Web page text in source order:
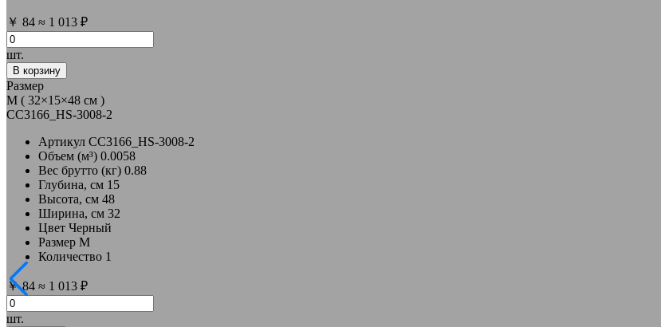
￥ 84 ≈ 1 013 ₽
шт.
В корзину
Размер
M ( 32×15×48 см )
CC3166_HS-3008-2
Артикул CC3166_HS-3008-2
Объем (м³) 0.0058
Вес брутто (кг) 0.88
Глубина, см 15
Высота, см 48
Ширина, см 32
Цвет Черный
Размер M
Количество 1
￥ 84 ≈ 1 013 ₽
шт.